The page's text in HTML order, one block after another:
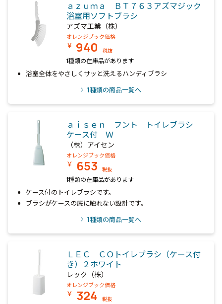
ａｚｕｍａ ＢＴ７６３アズマジック
浴室用ソフトブラシ
アズマ工業（株）
オレンジブック価格
￥ 940 税抜
1種類の在庫品があります
浴室全体をやさしくサッと洗えるハンディブラシ
1種類の商品一覧へ
ａｉｓｅｎ フント トイレブラシ
ケース付 Ｗ
（株）アイセン
オレンジブック価格
￥ 653 税抜
1種類の在庫品があります
ケース付のトイレブラシです。
ブラシがケースの底に触れない設計です。
1種類の商品一覧へ
ＬＥＣ ＣＯトイレブラシ（ケース付
き）２ホワイト
レック（株）
オレンジブック価格
￥ 324 税抜